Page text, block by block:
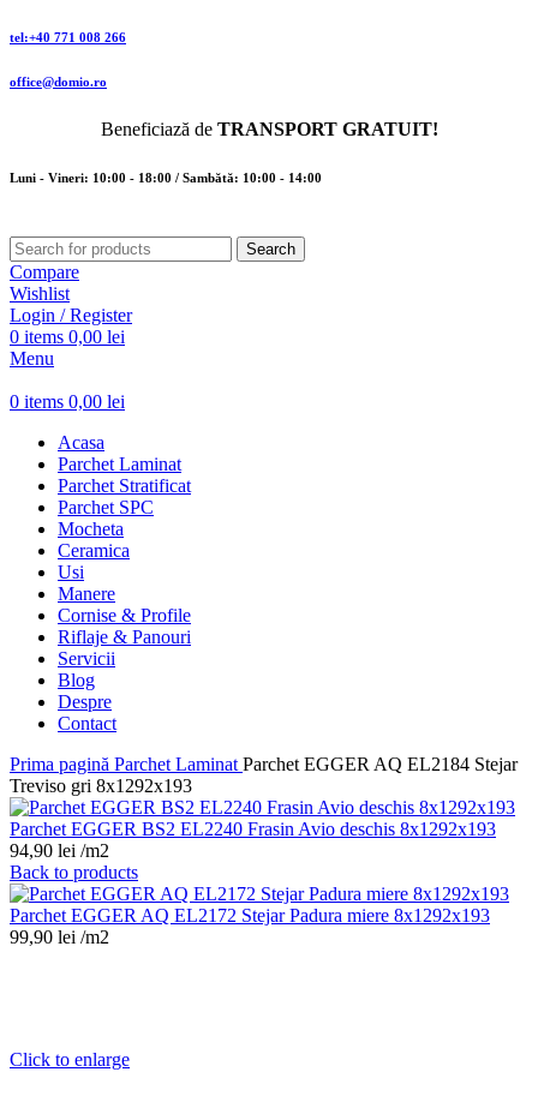
tel:+40 771 008 266
office@domio.ro
Beneficiază de TRANSPORT GRATUIT!
Luni - Vineri: 10:00 - 18:00 / Sambătă: 10:00 - 14:00
Search
Compare
Wishlist
Login / Register
0 items 0,00 lei
Menu
0 items 0,00 lei
Acasa
Parchet Laminat
Parchet Stratificat
Parchet SPC
Mocheta
Ceramica
Usi
Manere
Cornise & Profile
Riflaje & Panouri
Servicii
Blog
Despre
Contact
Prima pagină Parchet Laminat Parchet EGGER AQ EL2184 Stejar
Treviso gri 8x1292x193
Parchet EGGER BS2 EL2240 Frasin Avio deschis 8x1292x193
94,90 lei /m2
Back to products
Parchet EGGER AQ EL2172 Stejar Padura miere 8x1292x193
99,90 lei /m2
Click to enlarge